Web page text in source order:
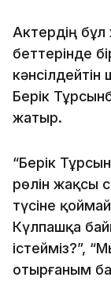
Актердің
беттерінде
кәнсілдейтін
Берік
жатыр.
“Берік
рөлін жақсы
түсіне
Күлпашқа
істейміз?”,
отырғаным